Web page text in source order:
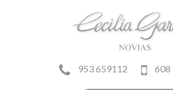
953 659112 608